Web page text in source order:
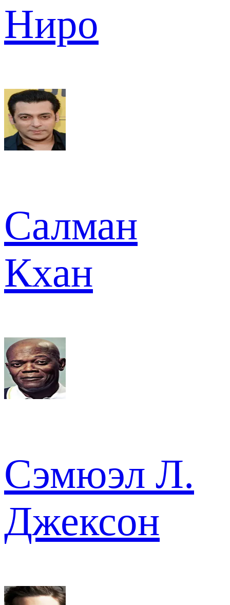
Ниро
Салман
Кхан
Сэмюэл Л.
Джексон